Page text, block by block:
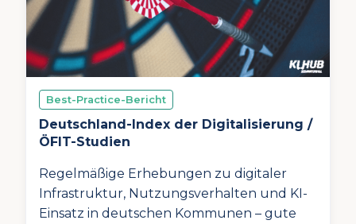
Best-Practice-Bericht
Deutschland-Index der Digitalisierung /
ÖFIT-Studien
Regelmäßige Erhebungen zu digitaler
Infrastruktur, Nutzungsverhalten und KI-
Einsatz in deutschen Kommunen – gute